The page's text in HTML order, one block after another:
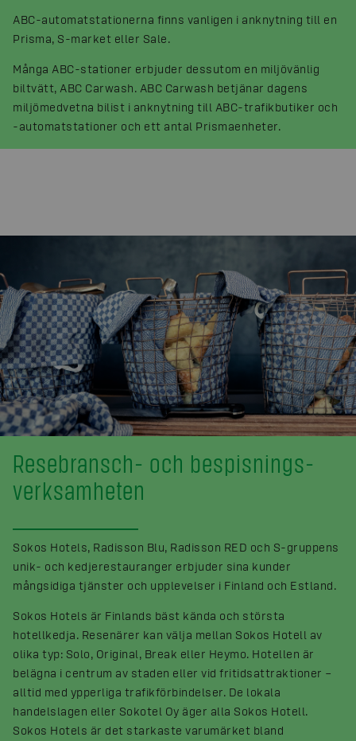
ABC-automatstationerna finns vanligen i anknytning till en
Prisma, S-market eller Sale.
Många ABC-stationer erbjuder dessutom en miljövänlig
biltvätt, ABC Carwash. ABC Carwash betjänar dagens
miljömedvetna bilist i anknytning till ABC-trafikbutiker och
-automatstationer och ett antal Prismaenheter.
Resebransch- och bespisnings­
verksamheten
Sokos Hotels, Radisson Blu, Radisson RED och S-gruppens
unik- och kedjerestauranger erbjuder sina kunder
mångsidiga tjänster och upplevelser i Finland och Estland.
Sokos Hotels är Finlands bäst kända och största
hotellkedja. Resenärer kan välja mellan Sokos Hotell av
olika typ: Solo, Original, Break eller Heymo. Hotellen är
belägna i centrum av staden eller vid fritidsattraktioner –
alltid med ypperliga trafikförbindelser. De lokala
handelslagen eller Sokotel Oy äger alla Sokos Hotell.
Sokos Hotels är det starkaste varumärket bland